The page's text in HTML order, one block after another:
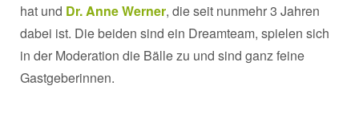
hat und Dr. Anne Werner, die seit nunmehr 3 Jahren
dabei ist. Die beiden sind ein Dreamteam, spielen sich
in der Moderation die Bälle zu und sind ganz feine
Gastgeberinnen.